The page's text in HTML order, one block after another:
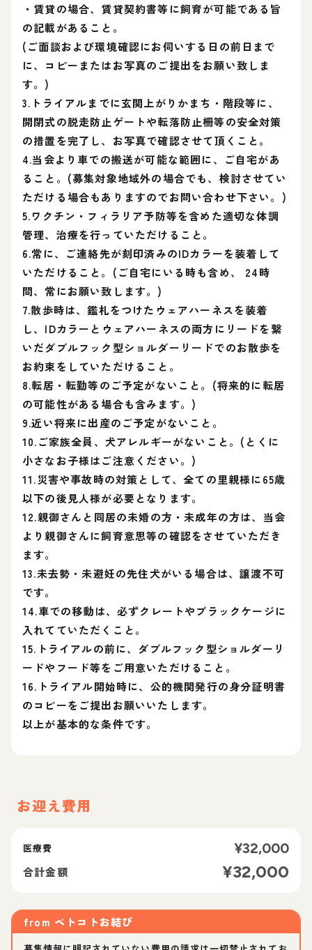
・賃貸の場合、賃貸契約書等に飼育が可能である旨
の記載があること。
(ご面談および環境確認にお伺いする日の前日まで
に、コピーまたはお写真のご提出をお願い致しま
す。)
3.トライアルまでに玄関上がりかまち・階段等に、
開閉式の脱走防止ゲートや転落防止柵等の安全対策
の措置を完了し、お写真で確認させて頂くこと。
4.当会より車での搬送が可能な範囲に、ご自宅があ
ること。(募集対象地域外の場合でも、検討させてい
ただける場合もありますのでお問い合わせ下さい。)
5.ワクチン・フィラリア予防等を含めた適切な体調
管理、治療を行っていただけること。
6.常に、ご連絡先が刻印済みのIDカラーを装着して
いただけること。(ご自宅にいる時も含め、 24時
間、常にお願い致します。)
7.散歩時は、鑑札をつけたウェアハーネスを装着
し、IDカラーとウェアハーネスの両方にリードを繋
いだダブルフック型ショルダーリードでのお散歩を
お約束をしていただけること。
8.転居・転勤等のご予定がないこと。(将来的に転居
の可能性がある場合も含みます。)
9.近い将来に出産のご予定がないこと。
10.ご家族全員、犬アレルギーがないこと。(とくに
小さなお子様はご注意ください。)
11.災害や事故時の対策として、全ての里親様に65歳
以下の後見人様が必要となります。
12.親御さんと同居の未婚の方・未成年の方は、当会
より親御さんに飼育意思等の確認をさせていただき
ます。
13.未去勢・未避妊の先住犬がいる場合は、譲渡不可
です。
14.車での移動は、必ずクレートやブラックケージに
入れてていただくこと。
15.トライアルの前に、ダブルフック型ショルダーリ
ードやフード等をご用意いただけること。
16.トライアル開始時に、公的機関発行の身分証明書
のコピーをご提出お願いいたします。
以上が基本的な条件です。
お迎え費用
医療費 ¥32,000
合計金額 ¥32,000
from ペトコトお結び